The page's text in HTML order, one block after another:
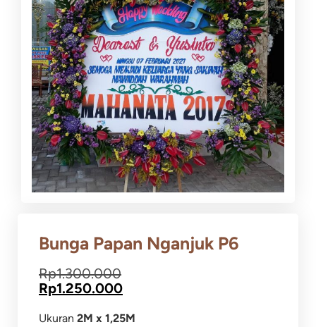
Bunga Papan Nganjuk P6
Rp1.300.000
Rp1.250.000
Ukuran 2M x 1,25M